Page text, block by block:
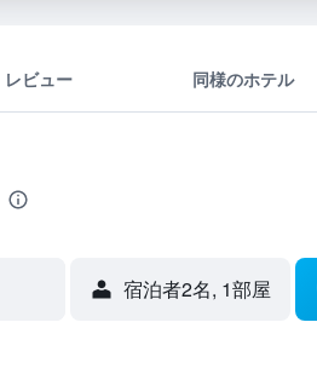
レビュー 同様のホテル
宿泊者2名, 1​部屋